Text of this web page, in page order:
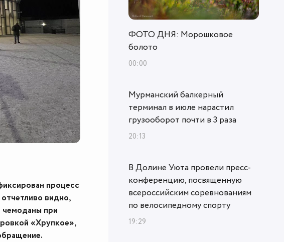
процесс
видно,
при
«Хрупкое»,
ФОТО ДНЯ: Морошковое
болото
00:00
Мурманский балкерный
терминал в июле нарастил
грузооборот почти в 3 раза
20:13
В Долине Уюта провели пресс-
конференцию, посвященную
всероссийским соревнованиям
по велосипедному спорту
19:29